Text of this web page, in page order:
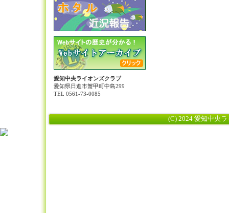
愛知中央ライオンズクラブ
愛知県日進市蟹甲町中島299
TEL 0561-73-0085
(C) 2024 愛知中央